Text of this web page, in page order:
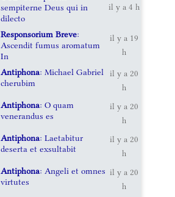
sempiterne Deus qui in
dilecto
il y a 4 h
Responsorium Breve:
Ascendit fumus aromatum
In
il y a 19
h
Antiphona: Michael Gabriel
cherubim
il y a 20
h
Antiphona: O quam
venerandus es
il y a 20
h
Antiphona: Laetabitur
deserta et exsultabit
il y a 20
h
Antiphona: Angeli et omnes
virtutes
il y a 20
h